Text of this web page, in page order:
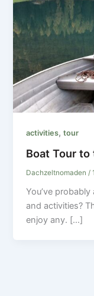
activities,tour
Boat Tour
Dachzeltnomaden /
You’ve
and activities?
enjoy any. […]